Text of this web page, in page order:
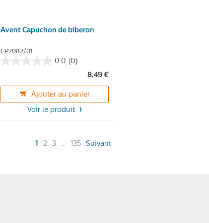
Avent Capuchon de biberon
CP2082/01
0.0 (0)
5
étoiles.
8,49 €
Ajouter au panier
Voir le produit
1(current)
2 3 ... 135 Suivant